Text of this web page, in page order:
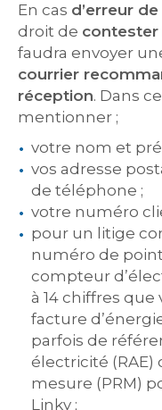
En cas d’erreur
droit de contester
faudra envoyer
courrier
réception. Dans
mentionner ;
votre nom et
vos adresse
de téléphone ;
votre numéro
pour un litige
numéro de
compteur
à 14 chiffres
facture
parfois de
électricité
mesure (PRM)
Linky ;